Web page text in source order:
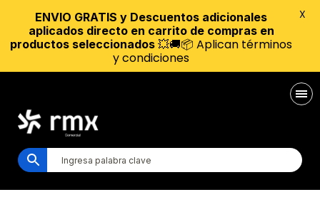
ENVIO GRATIS y Descuentos adicionales
aplicados directo en carrito de compras en
productos seleccionados 💥🚚📦 Aplican términos
y condiciones
X